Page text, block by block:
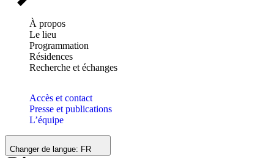
À propos
Le lieu
Programmation
Résidences
Recherche et échanges
Accès et contact
Presse et publications
L’équipe
Changer de langue: FR